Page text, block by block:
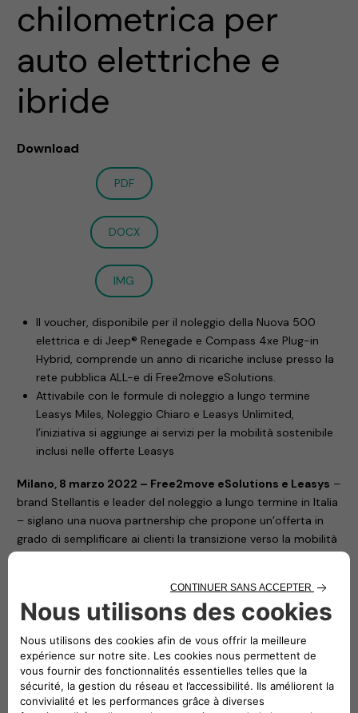
chilometrica per
auto elettriche e
ibride
Download
PDF
DOCX
IMG
Il voucher, disponibile per il noleggio della Nuova 500
elettrica e di Jeep® Renegade e Compass 4xe Plug-in
Hybrid, comprende un anno di ricariche incluse presso la
rete pubblica ALL-e di Free2move eSolutions.
Attivabile con le formule di noleggio a lungo termine
Leasys Miles, Noleggio Chiaro e Leasys Unlimited,
l’iniziativa si aggiunge ai servizi per la mobilità sostenibile
inclusi nelle offerte Leasys
Milano, 8 marzo 2022 – Free2move eSolutions e Leasys –
brand Stellantis e leader del noleggio a lungo termine in Italia
– siglano una nuova partnership che propone un’offerta in
grado di semplificare ai clienti la transizione verso la mobilità
che garantisce una libertà di ricarica ancora più ampia alle
soluzioni di mobilità di Leasys.
ricarica inclusa presso tutti i charging point della rete ALL-e
di Free2move eSolutions. Il servizio – disponibile con il
noleggio a lungo termine della Nuova 500 elettrica e delle
Jeep Renegade e Compass 4xe Plug-in Hybrid – permette di